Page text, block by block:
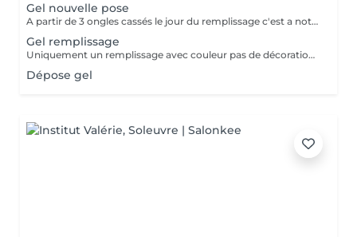
Gel nouvelle pose
A partir de 3 ongles cassés le jour du remplissage c'est a noter une nouvelle pose.
Gel remplissage
Uniquement un remplissage avec couleur pas de décoration inclus.
Dépose gel